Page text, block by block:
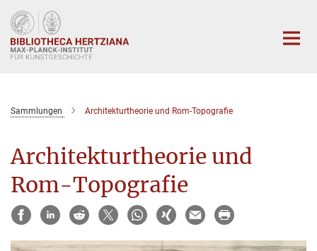
Hauptinhalt
Sammlungen Architekturtheorie und Rom-Topografie
Architekturtheorie und
Rom-Topografie